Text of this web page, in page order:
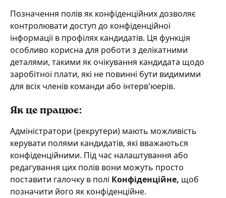
Позначення полів як конфіденційних дозволяє
контролювати доступ до конфіденційної
інформації в профілях кандидатів. Ця функція
особливо корисна для роботи з делікатними
деталями, такими як очікування кандидата щодо
заробітної плати, які не повинні бути видимими
для всіх членів команди або інтерв'юерів.
Як це працює:
Адміністратори (рекрутери) мають можливість
керувати полями кандидатів, які вважаються
конфіденційними. Під час налаштування або
редагування цих полів вони можуть просто
поставити галочку в полі Конфіденційне, щоб
позначити його як конфіденційне.